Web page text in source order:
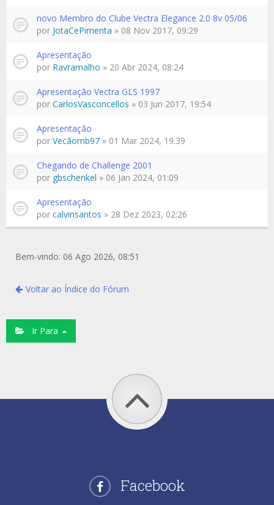
novo Membro do Clube Vectra Elegance 2.0 8v 05/06
por JotaCePimenta » 08 Nov 2017, 09:29
Apresentação
por Ravramalho » 20 Abr 2024, 08:24
Apresentação Vectra GLS 1997
por CarlosVasconcellos » 03 Jun 2017, 19:54
Apresentação
por Vecãomb97 » 01 Mar 2024, 19:39
Chegando de Challenge 2001
por gbschenkel » 06 Jan 2024, 01:09
Apresentação
por calvinsantos » 28 Dez 2023, 02:26
Bem-vindo: 06 Ago 2026, 08:51
Voltar ao Índice do Fórum
Ir Para
Facebook